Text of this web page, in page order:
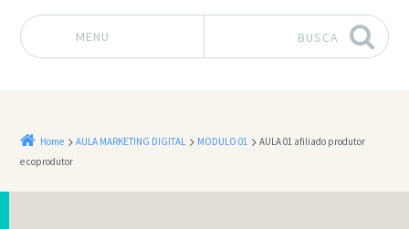
MENU BUSCA
Home AULA MARKETING DIGITAL MODULO 01
AULA 01 afiliado produtor
e coprodutor